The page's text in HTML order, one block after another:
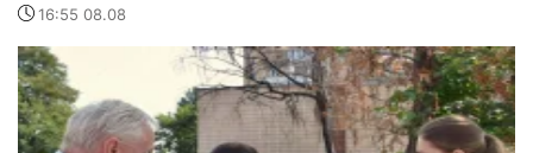
16:55 08.08